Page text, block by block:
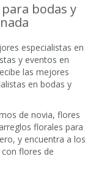
bodas y
especialistas en
y eventos en
las mejores
en bodas y
de novia, flores
florales para
y encuentra a los
flores de